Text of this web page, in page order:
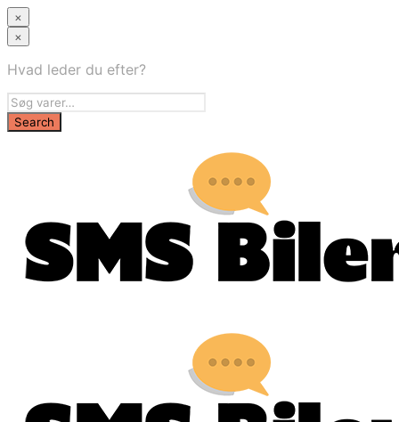
×
×
Hvad leder du efter?